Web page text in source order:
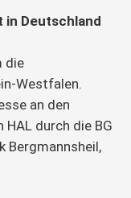
in Deutschland
die
Westfalen.
an den
durch die BG
Bergmannsheil,